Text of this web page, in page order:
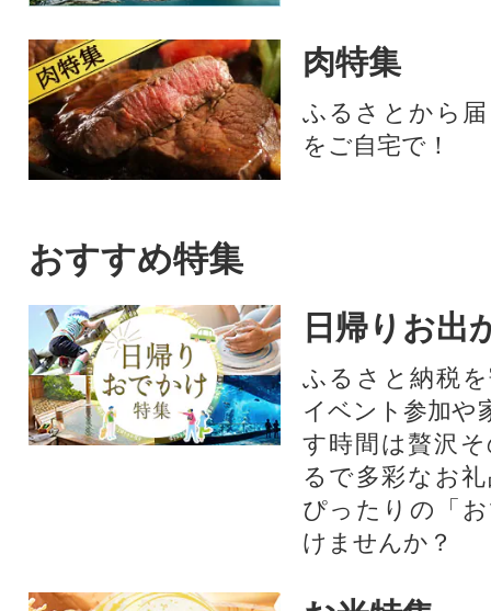
肉特集
ふるさとから
をご自宅で！
おすすめ特集
日帰りお出
ふるさと納税
イベント参加や
す時間は贅沢
るで多彩なお
ぴったりの「
けませんか？